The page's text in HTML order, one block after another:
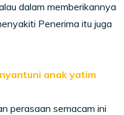
dalam memberikannya
Penerima itu juga
anak yatim
perasaan semacam ini